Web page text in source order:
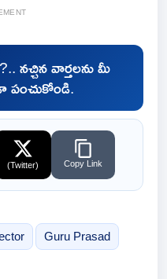
నచ్చిన వార్తలను మీ
పంచుకోండి.
(Twitter) Copy Link
Guru Prasad